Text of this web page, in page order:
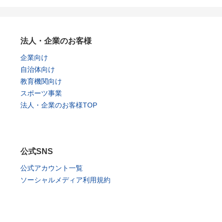
法人・企業のお客様
企業向け
自治体向け
教育機関向け
スポーツ事業
法人・企業のお客様TOP
公式SNS
公式アカウント一覧
ソーシャルメディア利用規約